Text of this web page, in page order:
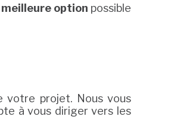
meilleure option possible
votre projet. Nous vous
à vous diriger vers les